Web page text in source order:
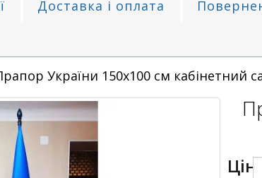
Доставка і оплата
України 150х100 см кабінетний